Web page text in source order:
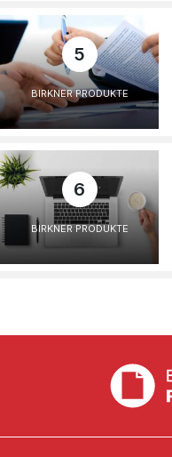
5
BIRKNER PRODUKTE
6
BIRKNER PRODUKTE